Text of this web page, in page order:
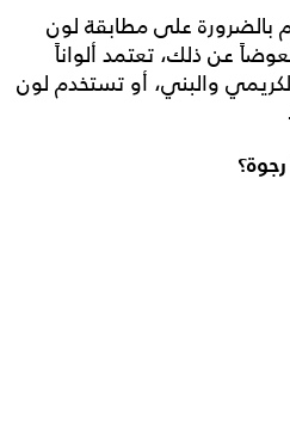
بالضرورة على مطابقة لون
عن ذلك، تعتمد ألواناً
والبني، أو تستخدم لون